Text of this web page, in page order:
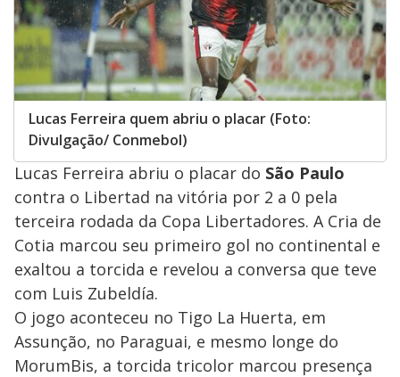
Lucas Ferreira quem abriu o placar (Foto:
Divulgação/ Conmebol)
Lucas Ferreira abriu o placar do São Paulo
contra o Libertad na vitória por 2 a 0 pela
terceira rodada da Copa Libertadores. A Cria de
Cotia marcou seu primeiro gol no continental e
exaltou a torcida e revelou a conversa que teve
com Luis Zubeldía.
O jogo aconteceu no Tigo La Huerta, em
Assunção, no Paraguai, e mesmo longe do
MorumBis, a torcida tricolor marcou presença